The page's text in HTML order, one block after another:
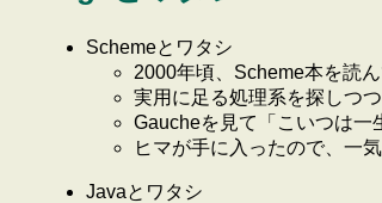
Schemeとワタシ
2000年頃、Scheme本を読
実用に足る処理系を探しつ
Gaucheを見て「こいつは一
ヒマが手に入ったので、一
Javaとワタシ